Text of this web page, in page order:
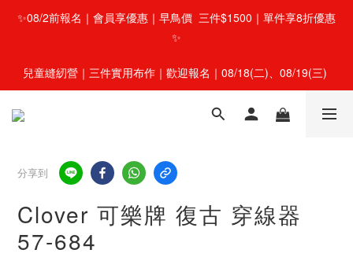
✨08/2前報名｜會員享優惠｜早鳥價  三件$1500｜單件享8折優惠
✨
兒童縫紉營｜三件實用布作｜歡迎報名｜08/18(二)、08/19(三)
分享到
Clover 可樂牌 復古 穿線器
57-684